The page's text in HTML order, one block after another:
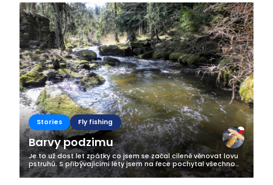
Stories Fly fishing
Barvy podzimu
Je to už dost let zpátky co jsem se začal cíleně věnovat lovu
pstruhů. S přibývajícími léty jsem na řece pochytal všechno
možné, ale jeden můj rybářský sen zůstával i přes veškeré
snahy nesplněn....